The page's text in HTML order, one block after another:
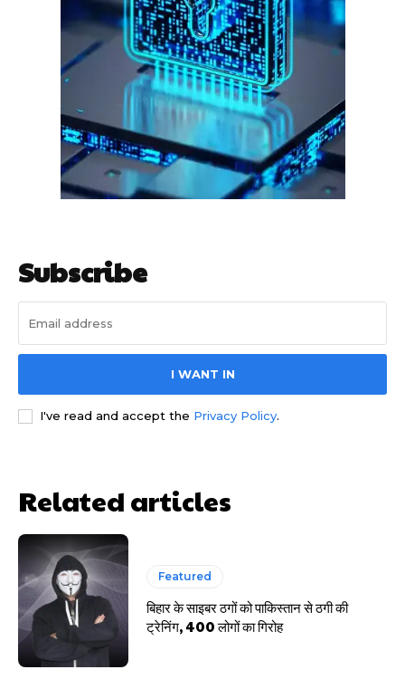
हर खाते के बदले मिलते थे 20 से 25 हजार
हर खाते के बदले मिलते थे 20 से 25 हजार
Subscribe
I WANT IN
I've read and accept the Privacy Policy.
Related articles
Featured
बिहार के साइबर ठगों को पाकिस्तान से ठगी की
ट्रेनिंग, 400 लोगों का गिरोह